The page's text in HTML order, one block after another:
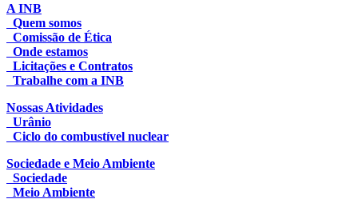
A INB
Quem somos
Comissão de Ética
Onde estamos
Licitações e Contratos
Trabalhe com a INB
Nossas Atividades
Urânio
Ciclo do combustível nuclear
Sociedade e Meio Ambiente
Sociedade
Meio Ambiente